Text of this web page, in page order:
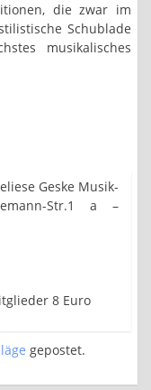
die zwar im
Schublade
musikalisches
Geske Musik-
Str.1 a –
8 Euro
gepostet.